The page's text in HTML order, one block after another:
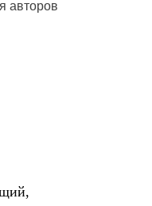
авторов